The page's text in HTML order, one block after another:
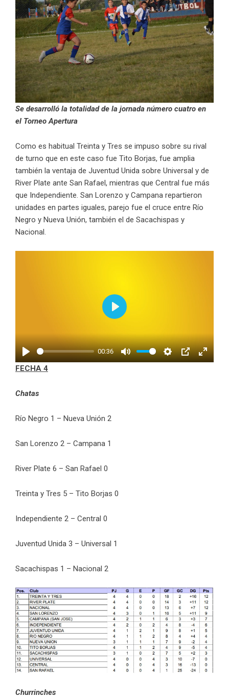
Se desarrolló la totalidad de la jornada número cuatro en
el Torneo Apertura
Como es habitual Treinta y Tres se impuso sobre su rival
de turno que en este caso fue Tito Borjas, fue amplia
también la ventaja de Juventud Unida sobre Universal y de
River Plate ante San Rafael, mientras que Central fue más
que Independiente. San Lorenzo y Campana repartieron
unidades en partes iguales, parejo fue el cruce entre Río
Negro y Nueva Unión, también el de Sacachispas y
Nacional.
Play
00:36
Mute Settings
PIP
Enter
Play
FECHA 4
Chatas
Río Negro 1 – Nueva Unión 2
San Lorenzo 2 – Campana 1
River Plate 6 – San Rafael 0
Treinta y Tres 5 – Tito Borjas 0
Independiente 2 – Central 0
Juventud Unida 3 – Universal 1
Sacachispas 1 – Nacional 2
Churrinches